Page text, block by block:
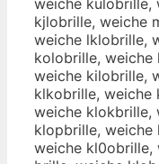
kjlobrille, weiche
weiche lklobrille,
kolobrille, weiche
weiche kilobrille,
klkobrille, weiche
weiche klokbrille,
klopbrille, weiche
weiche kl0obrille,